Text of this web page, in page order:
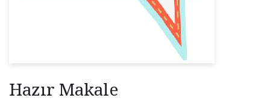
Hazır Makale